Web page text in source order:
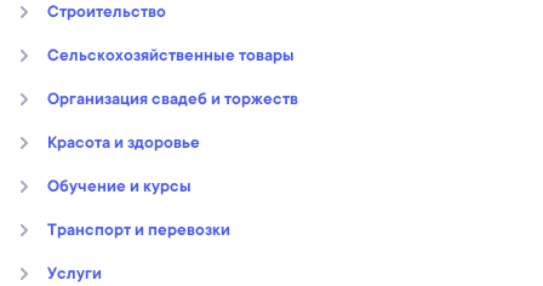
Строительство
Сельскохозяйственные товары
Организация свадеб и торжеств
Kрасота и здоровье
Обучение и курсы
Транспорт и перевозки
Услуги